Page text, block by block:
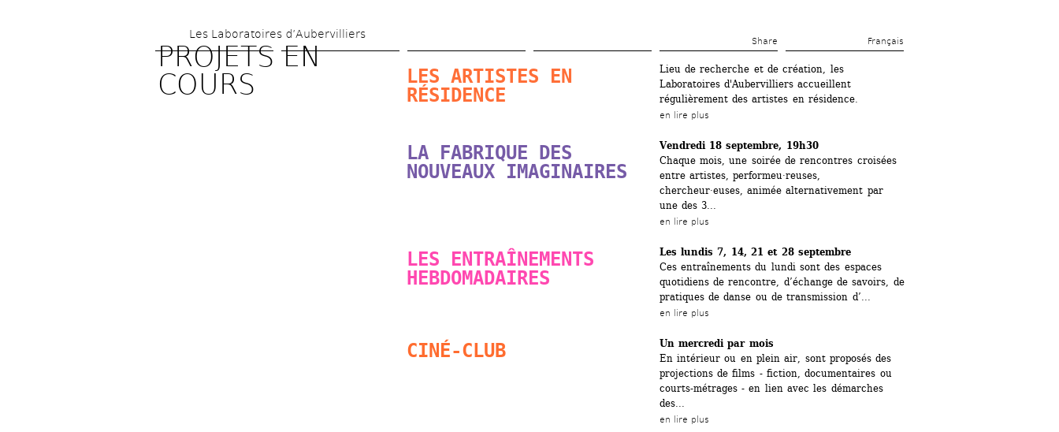
main
content
Les Laboratoires d’Aubervilliers
Share Français
PROJETS EN
COURS
LES ARTISTES EN
RÉSIDENCE
Lieu de recherche et de création, les
Laboratoires d'Aubervilliers accueillent
régulièrement des artistes en résidence.
en lire plus
LA FABRIQUE DES
NOUVEAUX IMAGINAIRES
Vendredi 18 septembre, 19h30
Chaque mois, une soirée de rencontres croisées
entre artistes, performeu·reuses,
chercheur·euses, animée alternativement par
une des 3...
en lire plus
LES ENTRAÎNEMENTS
HEBDOMADAIRES
Les lundis 7, 14, 21 et 28 septembre
Ces entraînements du lundi sont des espaces
quotidiens de rencontre, ​d’échange de savoirs, de
pratiques de danse ou de transmission d’...
en lire plus
CINÉ-CLUB
Un mercredi par mois
En intérieur ou en plein air, sont proposés des
projections de films - fiction, documentaires ou
courts-métrages - en lien avec les démarches
des...
en lire plus